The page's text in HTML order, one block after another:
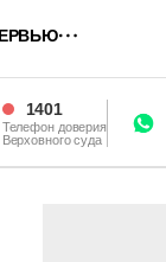
1401
Телефон доверия
Верховного суда